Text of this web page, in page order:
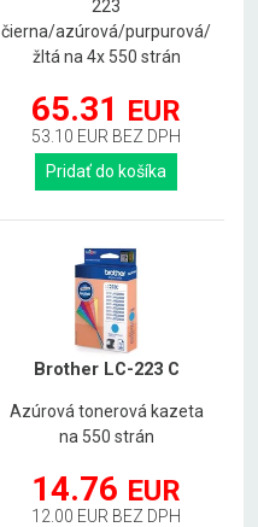
223
čierna/azúrová/purpurová/
žltá na 4x 550 strán
65.31 EUR
53.10 EUR BEZ DPH
Pridať do košíka
Brother LC-223 C
Azúrová tonerová kazeta
na 550 strán
14.76 EUR
12.00 EUR BEZ DPH